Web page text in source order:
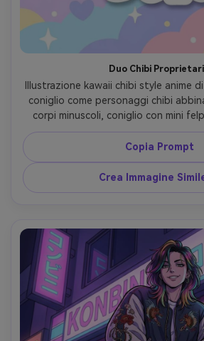
Duo Chibi
Illustrazione kawaii chibi style anime
coniglio come personaggi chibi
corpi minuscoli, coniglio con mini
sfondo pastello brillante con
puliti, cel shading semplice, forme
giocosa, composizione centrata,
profondità di campo ridotta,
cinematografica morbida
Copia Prompt
Crea Immagine